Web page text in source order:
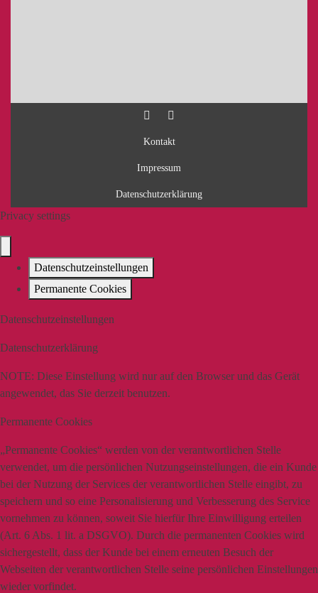
Kontakt
Impressum
Datenschutzerklärung
Privacy settings
Datenschutzeinstellungen
Permanente Cookies
Datenschutzeinstellungen
Datenschutzerklärung
NOTE: Diese Einstellung wird nur auf den Browser und das Gerät
angewendet, das Sie derzeit benutzen.
Permanente Cookies
„Permanente Cookies“ werden von der verantwortlichen Stelle
verwendet, um die persönlichen Nutzungseinstellungen, die ein Kunde
bei der Nutzung der Services der verantwortlichen Stelle eingibt, zu
speichern und so eine Personalisierung und Verbesserung des Service
vornehmen zu können, soweit Sie hierfür Ihre Einwilligung erteilen
(Art. 6 Abs. 1 lit. a DSGVO). Durch die permanenten Cookies wird
sichergestellt, dass der Kunde bei einem erneuten Besuch der
Webseiten der verantwortlichen Stelle seine persönlichen Einstellungen
wieder vorfindet.